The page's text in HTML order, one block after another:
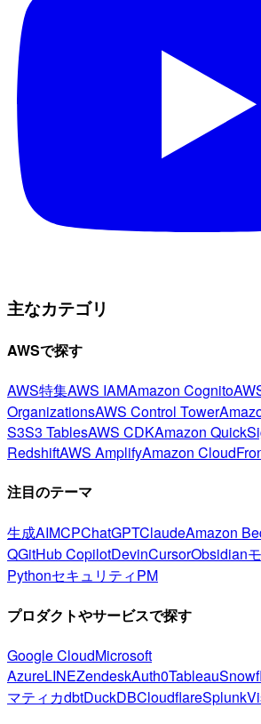
主なカテゴリ
AWSで探す
AWS特集AWS IAMAmazon Cognito
OrganizationsAWS Control Tower
S3S3 TablesAWS CDKAmazon
RedshiftAWS AmplifyAmazon
注目のテーマ
生成AIMCPChatGPTClaudeAmazon
QGitHub CopilotDevinCursorObsidian
PythonセキュリティPM
プロダクトやサービスで探す
Google CloudMicrosoft
AzureLINEZendeskAuth0Tableau
マティカdbtDuckDBCloudflareSplunk